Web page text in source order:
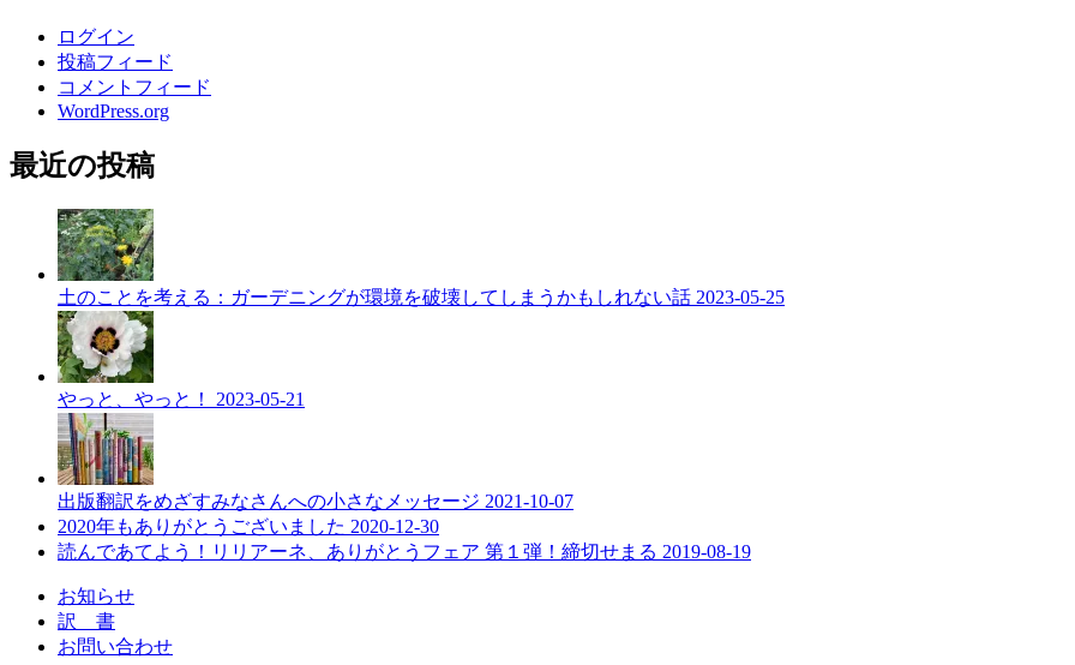
ログイン
投稿フィード
コメントフィード
WordPress.org
最近の投稿
土のことを考える：ガーデニングが環境を破壊してしまうかもしれない話 2023-05-25
やっと、やっと！ 2023-05-21
出版翻訳をめざすみなさんへの小さなメッセージ 2021-10-07
2020年もありがとうございました 2020-12-30
読んであてよう！リリアーネ、ありがとうフェア 第１弾！締切せまる 2019-08-19
お知らせ
訳 書
お問い合わせ